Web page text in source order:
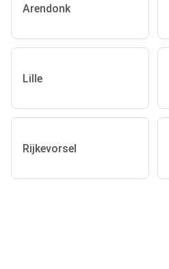
Arendonk
Lille
Rijkevorsel